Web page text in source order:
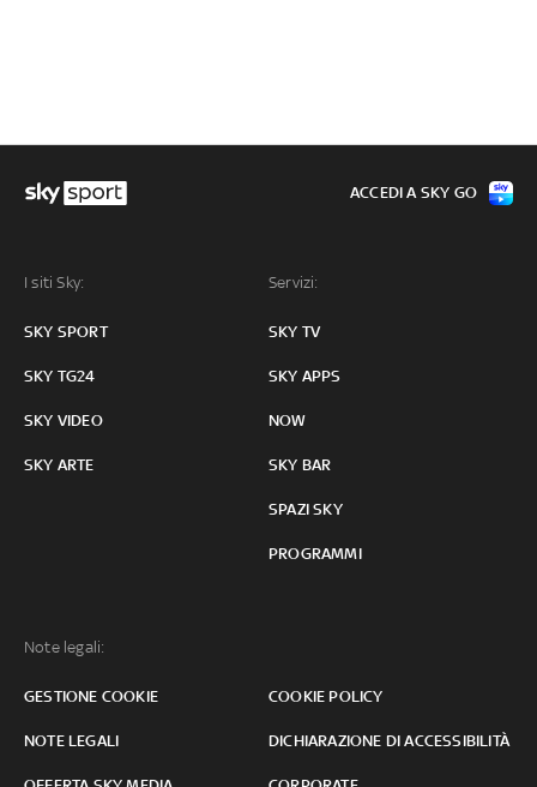
I siti Sky:
SKY SPORT
SKY TG24
SKY VIDEO
SKY ARTE
Servizi:
SKY TV
SKY APPS
NOW
SKY BAR
SPAZI SKY
PROGRAMMI
Note legali:
GESTIONE COOKIE COOKIE POLICY
NOTE LEGALI DICHIARAZIONE DI ACCESSIBILITÀ
ACCEDI A SKY GO